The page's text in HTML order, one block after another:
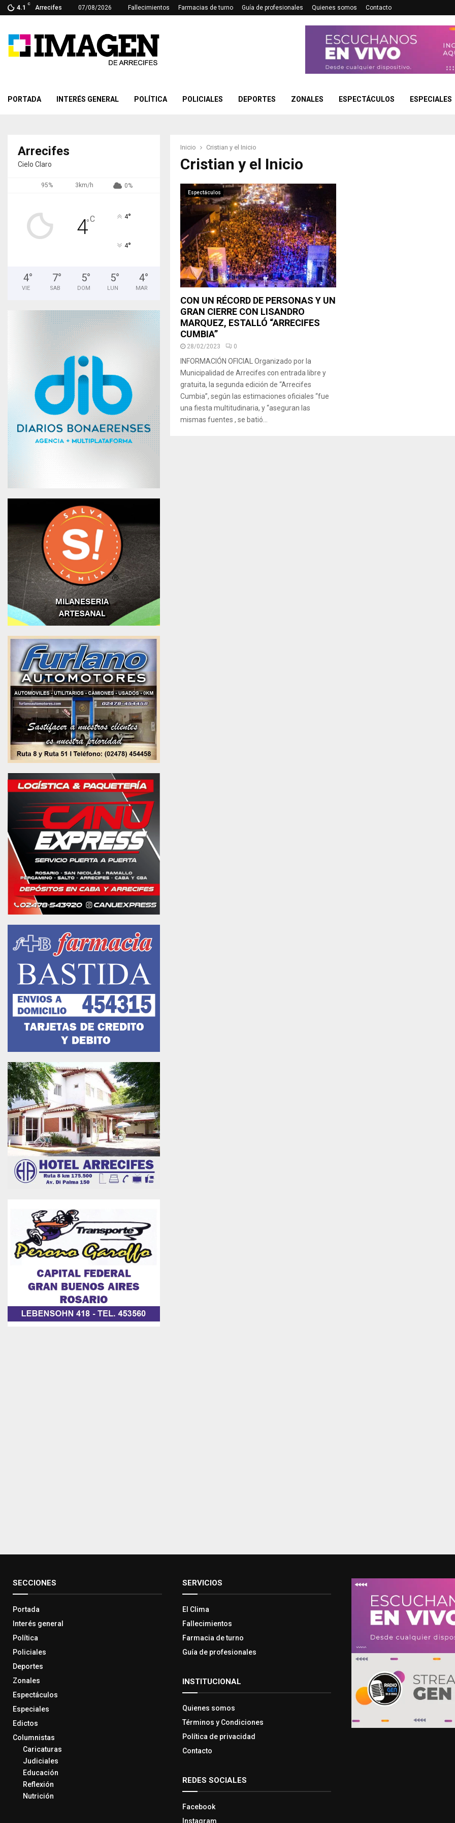
4.1
C
Arrecifes 07/08/2026 Fallecimientos Farmacias de turno Guía de profesionales Quienes somos Contacto
PORTADA INTERÉS GENERAL POLÍTICA POLICIALES DEPORTES ZONALES ESPECTÁCULOS ESPECIALES
Inicio Cristian y el Inicio
Cristian y el Inicio
Espectáculos
CON UN RÉCORD DE PERSONAS Y UN
GRAN CIERRE CON LISANDRO
MARQUEZ, ESTALLÓ “ARRECIFES
CUMBIA”
28/02/2023 0
INFORMACIÓN OFICIAL Organizado por la
Municipalidad de Arrecifes con entrada libre y
gratuita, la segunda edición de “Arrecifes
Cumbia”, según las estimaciones oficiales “fue
una fiesta multitudinaria, y “aseguran las
mismas fuentes , se batió...
Arrecifes
Cielo Claro
95% 3km/h 0%
4°C 4°
4°
4°
VIE
7°
SAB
5°
DOM
5°
LUN
4°
MAR
SECCIONES
Portada
Interés general
Política
Policiales
Deportes
Zonales
Espectáculos
Especiales
Edictos
Columnistas
Caricaturas
Judiciales
Educación
Reflexión
Nutrición
SERVICIOS
El Clima
Fallecimientos
Farmacia de turno
Guía de profesionales
INSTITUCIONAL
Quienes somos
Términos y Condiciones
Política de privacidad
Contacto
REDES SOCIALES
Facebook
Instagram